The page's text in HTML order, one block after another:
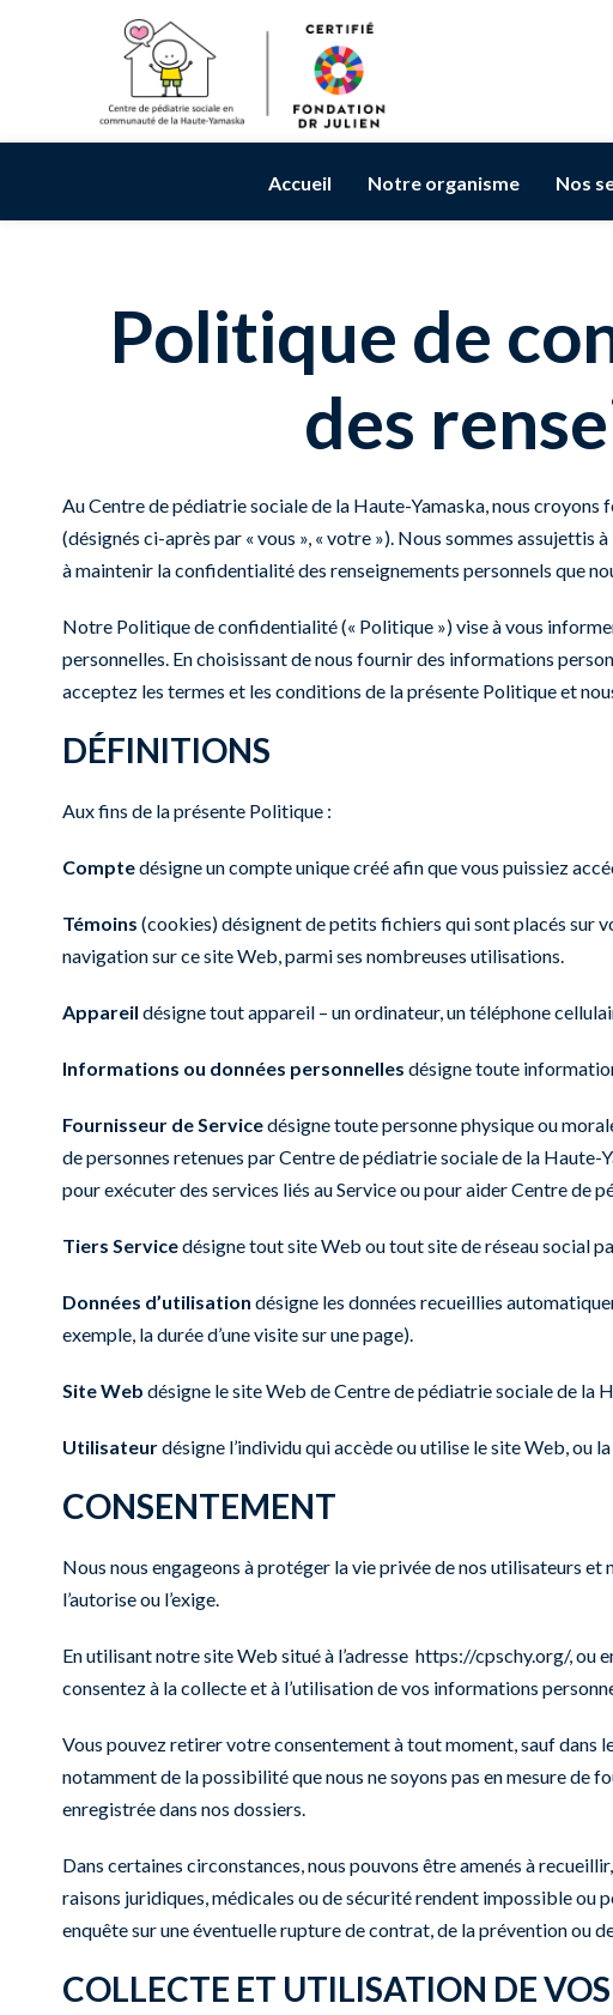
Accueil Notre organisme Nos
Politique de
des
Au Centre de pédiatrie sociale de la Haute-Yamaska, nous
(désignés ci-après par « vous », « votre »). Nous sommes
à maintenir la confidentialité des renseignements personnels que
Notre Politique de confidentialité (« Politique ») vise à vous
personnelles. En choisissant de nous fournir des informations
acceptez les termes et les conditions de la présente Politique et
DÉFINITIONS
Aux fins de la présente Politique :
Comptedésigne un compte unique créé afin que vous puissiez
Témoins (cookies) désignent de petits fichiers qui sont placés sur
navigation sur ce site Web, parmi ses nombreuses utilisations.
Appareil désigne tout appareil – un ordinateur, un téléphone
Informations ou données personnelles désigne toute
Fournisseur de Servicedésigne toute personne physique ou
de personnes retenues par Centre de pédiatrie sociale de la
pour exécuter des services liés au Service ou pour aider Centre de
Tiers Servicedésigne tout site Web ou tout site de réseau social
Données d’utilisation désigne les données recueillies
exemple, la durée d’une visite sur une page).
Site Web désigne le site Web de Centre de pédiatrie sociale de la
Utilisateurdésigne l’individu qui accède ou utilise le site Web, ou
CONSENTEMENT
Nous nous engageons à protéger la vie privée de nos utilisateurs et
l’autorise ou l’exige.
En utilisant notre site Web situé à l’adresse https://cpschy.org/, ou
consentez à la collecte et à l’utilisation de vos informations
Vous pouvez retirer votre consentement à tout moment, sauf dans
notamment de la possibilité que nous ne soyons pas en mesure
enregistrée dans nos dossiers.
Dans certaines circonstances, nous pouvons être amenés à
raisons juridiques, médicales ou de sécurité rendent impossible ou
enquête sur une éventuelle rupture de contrat, de la prévention ou
COLLECTE ET UTILISATION DE